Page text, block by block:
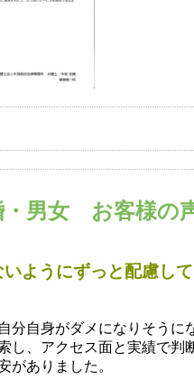
・男女 お客様の
ようにずっと配慮して
分自身がダメになりそうに
し、アクセス面と実績で判
がありました。